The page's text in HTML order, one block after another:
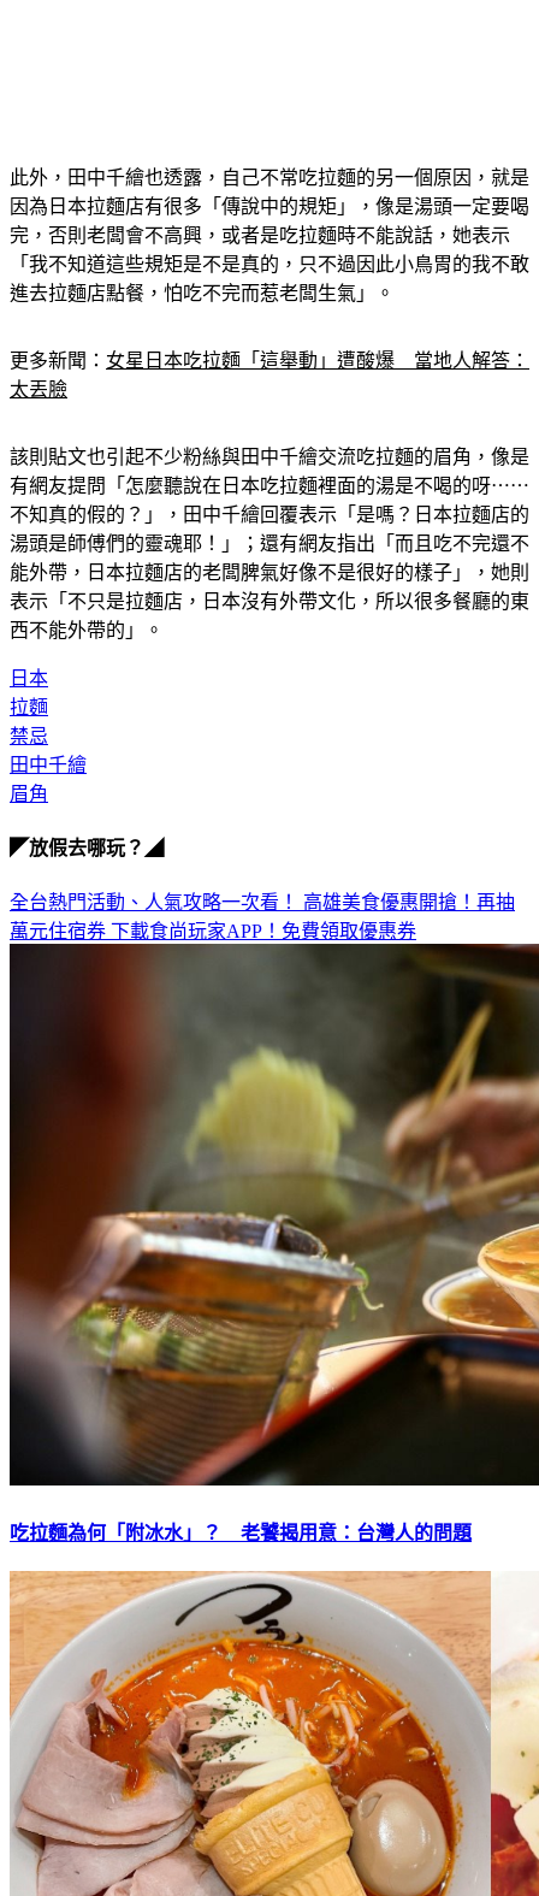
此外，田中千繪也透露，自己不常吃拉麵的另一個原因，就是
因為日本拉麵店有很多「傳說中的規矩」，像是湯頭一定要喝
完，否則老闆會不高興，或者是吃拉麵時不能說話，她表示
「我不知道這些規矩是不是真的，只不過因此小鳥胃的我不敢
進去拉麵店點餐，怕吃不完而惹老闆生氣」。
更多新聞： 女星日本吃拉麵「這舉動」遭酸爆　當地人解答：
太丟臉
該則貼文也引起不少粉絲與田中千繪交流吃拉麵的眉角，像是
有網友提問「怎麼聽說在日本吃拉麵裡面的湯是不喝的呀⋯⋯
不知真的假的？」，田中千繪回覆表示「是嗎？日本拉麵店的
湯頭是師傅們的靈魂耶！」；還有網友指出「而且吃不完還不
能外帶，日本拉麵店的老闆脾氣好像不是很好的樣子」，她則
表示「不只是拉麵店，日本沒有外帶文化，所以很多餐廳的東
西不能外帶的」。
日本
拉麵
禁忌
田中千繪
眉角
◤放假去哪玩？◢
全台熱門活動、人氣攻略一次看！ 高雄美食優惠開搶！再抽
萬元住宿券 下載食尚玩家APP！免費領取優惠券
吃拉麵為何「附冰水」？ 老饕揭用意：台灣人的問題